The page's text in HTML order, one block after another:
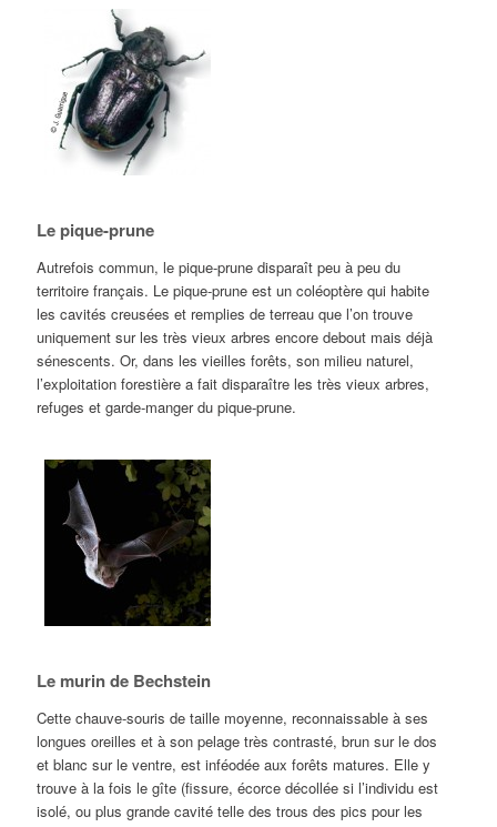
Le pique-prune
Autrefois commun, le pique-prune disparaît peu à peu du
territoire français. Le pique-prune est un coléoptère qui habite
les cavités creusées et remplies de terreau que l’on trouve
uniquement sur les très vieux arbres encore debout mais déjà
sénescents. Or, dans les vieilles forêts, son milieu naturel,
l’exploitation forestière a fait disparaître les très vieux arbres,
refuges et garde-manger du pique-prune.
Le murin de Bechstein
Cette chauve-souris de taille moyenne, reconnaissable à ses
longues oreilles et à son pelage très contrasté, brun sur le dos
et blanc sur le ventre, est inféodée aux forêts matures. Elle y
trouve à la fois le gîte (fissure, écorce décollée si l’individu est
isolé, ou plus grande cavité telle des trous des pics pour les